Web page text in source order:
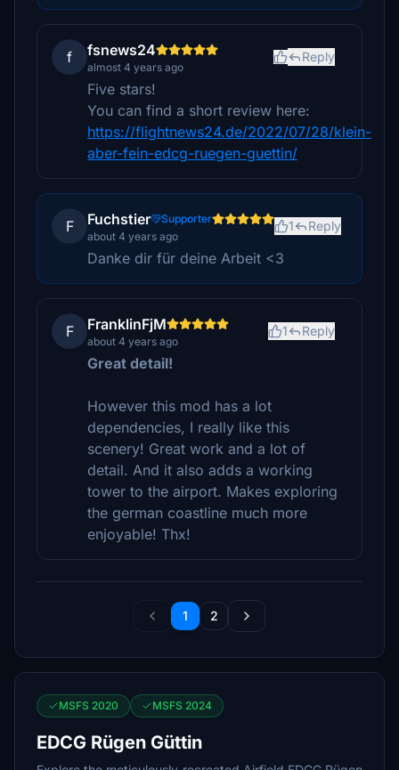
f fsnews24
almost 4 years ago
Reply
Five stars!
You can find a short review here:
https://flightnews24.de/2022/07/28/klein-
aber-fein-edcg-ruegen-guettin/
F Fuchstier
Supporter
about 4 years ago
1 Reply
Danke dir für deine Arbeit <3
F FranklinFjM
about 4 years ago
1 Reply
Great detail!
However this mod has a lot
dependencies, I really like this
scenery! Great work and a lot of
detail. And it also adds a working
tower to the airport. Makes exploring
the german coastline much more
enjoyable! Thx!
1 2
MSFS 2020 MSFS 2024
EDCG Rügen Güttin